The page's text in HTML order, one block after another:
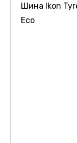
Шина Ikon
Eco